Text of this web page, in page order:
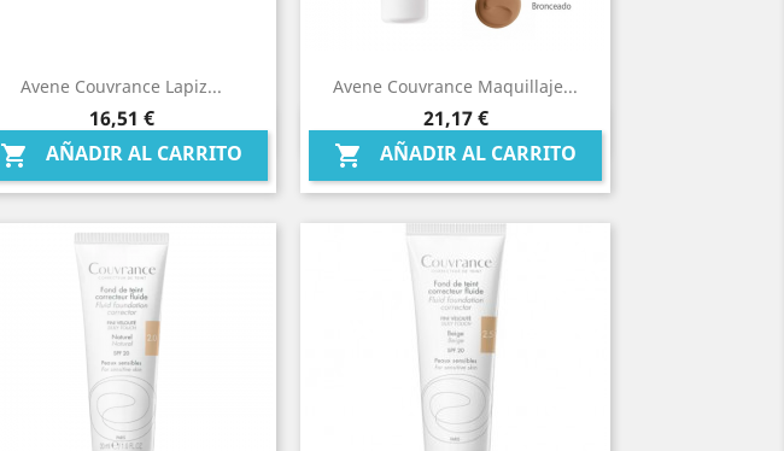
Avene Couvrance Lapiz...
Precio
16,51 €
 AÑADIR AL CARRITO
Vista rápida
Avene Couvrance Maquillaje...
Precio
21,17 €
 AÑADIR AL CARRITO
Vista rápida